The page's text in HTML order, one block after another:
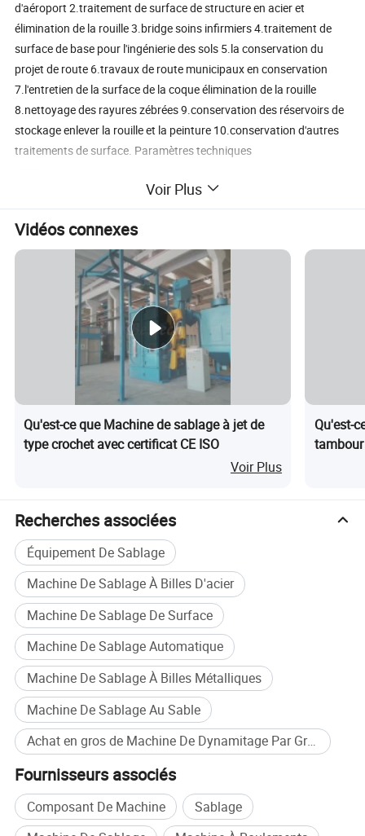
d'aéroport 2.traitement de surface de structure en acier et
élimination de la rouille 3.bridge soins infirmiers 4.traitement de
surface de base pour l'ingénierie des sols 5.la conservation du
projet de route 6.travaux de route municipaux en conservation
7.l'entretien de la surface de la coque élimination de la rouille
8.nettoyage des rayures zébrées 9.conservation des réservoirs de
stockage enlever la rouille et la peinture 10.conservation d'autres
traitements de surface. Paramètres techniques
550
Capacité de dynamitage (m2/h)
> 180 > 400
> 600
Puissance des roues (kw)
11
Pièces de rechange de la machine de dynamitage par grenaille
Expédition et livraison Informations sur la société Si vous êtes
intéressé par cette machine de tir , s'il vous plaît contactez-nous
librement . Bienvenue dans notre usine ! Notre équipe vous attend
Voir Plus
Vidéos connexes
Qu'est-ce que Machine de sablage à jet de
type crochet avec certificat CE ISO
Voir Plus
Qu'est-
Recherches associées
Équipement De Sablage
Machine De Sablage À Billes D'acier
Machine De Sablage De Surface
Machine De Sablage Automatique
Machine De Sablage À Billes Métalliques
Machine De Sablage Au Sable
Achat en gros de Machine De Dynamitage Par Grenaille
Fournisseurs associés
Composant De Machine
Sablage